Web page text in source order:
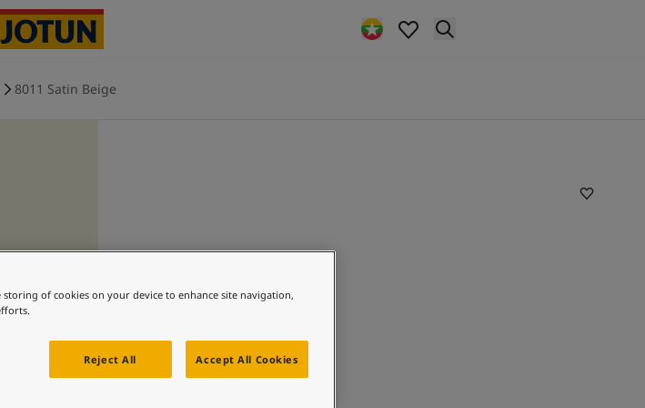
8011 Satin Beige
storing of cookies on your device to enhance site navigation,
Reject All Accept All Cookies